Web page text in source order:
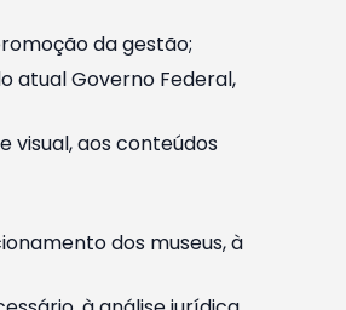
da gestão;
atual Governo Federal,
visual, aos conteúdos
dos museus, à